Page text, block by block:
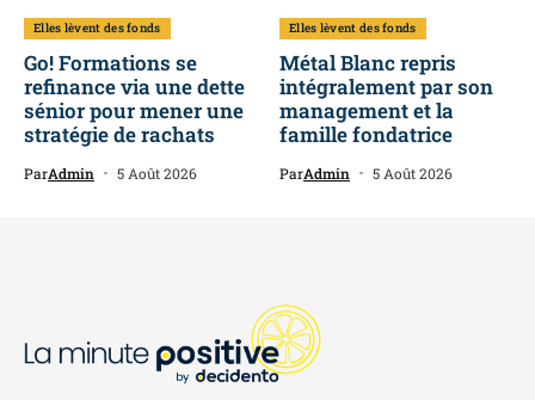
Elles lèvent des fonds
Go! Formations se
refinance via une dette
sénior pour mener une
stratégie de rachats
ParAdmin 5 Août 2026
Elles lèvent des fonds
Métal Blanc repris
intégralement par son
management et la
famille fondatrice
ParAdmin 5 Août 2026